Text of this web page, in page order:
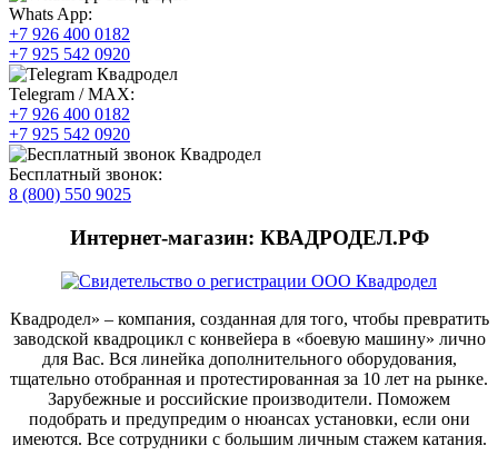
Whats App:
+7 926 400 0182
+7 925 542 0920
Telegram / MAX:
+7 926 400 0182
+7 925 542 0920
Бесплатный звонок:
8 (800) 550 9025
Интернет-магазин: КВАДРОДЕЛ.РФ
Квадродел» – компания, созданная для того, чтобы превратить
заводской квадроцикл с конвейера в «боевую машину» лично
для Вас. Вся линейка дополнительного оборудования,
тщательно отобранная и протестированная за 10 лет на рынке.
Зарубежные и российские производители. Поможем
подобрать и предупредим о нюансах установки, если они
имеются. Все сотрудники с большим личным стажем катания.